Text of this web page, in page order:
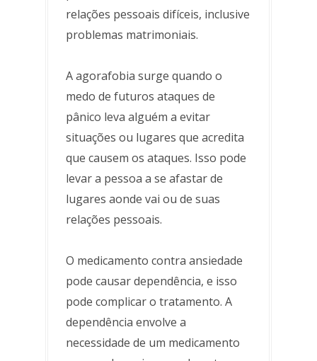
relações pessoais difíceis, inclusive
problemas matrimoniais.
A agorafobia surge quando o
medo de futuros ataques de
pânico leva alguém a evitar
situações ou lugares que acredita
que causem os ataques. Isso pode
levar a pessoa a se afastar de
lugares aonde vai ou de suas
relações pessoais.
O medicamento contra ansiedade
pode causar dependência, e isso
pode complicar o tratamento. A
dependência envolve a
necessidade de um medicamento